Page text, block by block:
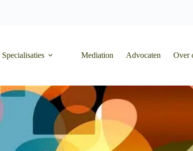
Specialisaties Mediation Advocaten Over